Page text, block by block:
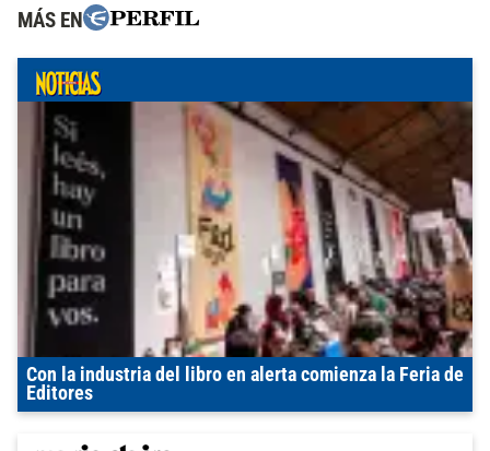
MÁS EN
Con la industria del libro en alerta comienza la Feria de
Editores